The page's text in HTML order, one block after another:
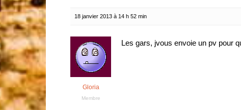
18 janvier 2013 à 14 h 52 min
Gloria
Membre
Les gars, jvous envoie un pv pour